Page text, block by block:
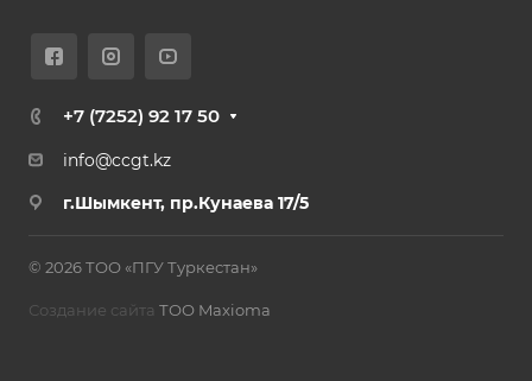
+7 (7252) 92 17 50
info@ccgt.kz
г.Шымкент, пр.Кунаева 17/5
© 2026 ТОО «ПГУ Туркестан»
Создание сайта ТОО Maxioma